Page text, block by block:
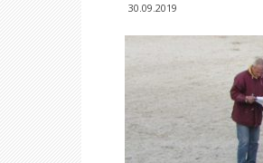
30.09.2019